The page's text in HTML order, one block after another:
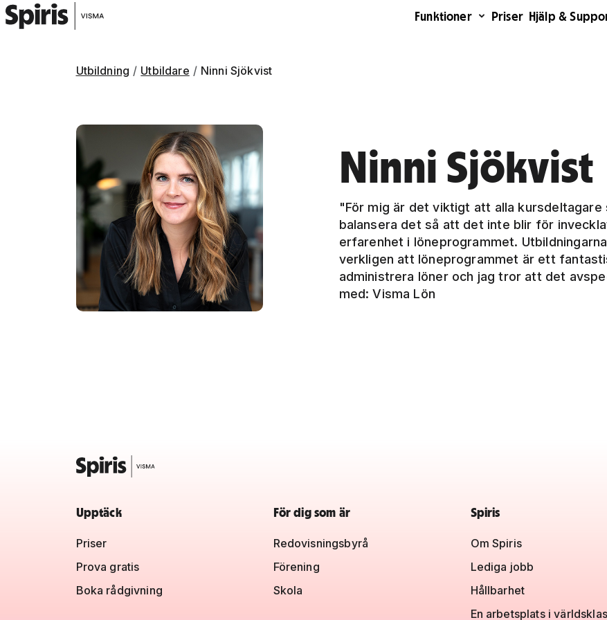
Funktioner Priser Hjälp &
Utbildning Utbildare Ninni Sjökvist
Ninni Sjökvist
"För mig är det viktigt att alla
balansera det så att det inte blir för
erfarenhet i löneprogrammet.
verkligen att löneprogrammet är ett
administrera löner och jag tror att det
med: Visma Lön
Upptäck
Priser
Prova gratis
Boka rådgivning
För dig som är
Redovisningsbyrå
Förening
Skola
Spiris
Om Spiris
Lediga jobb
Hållbarhet
En arbetsplats i